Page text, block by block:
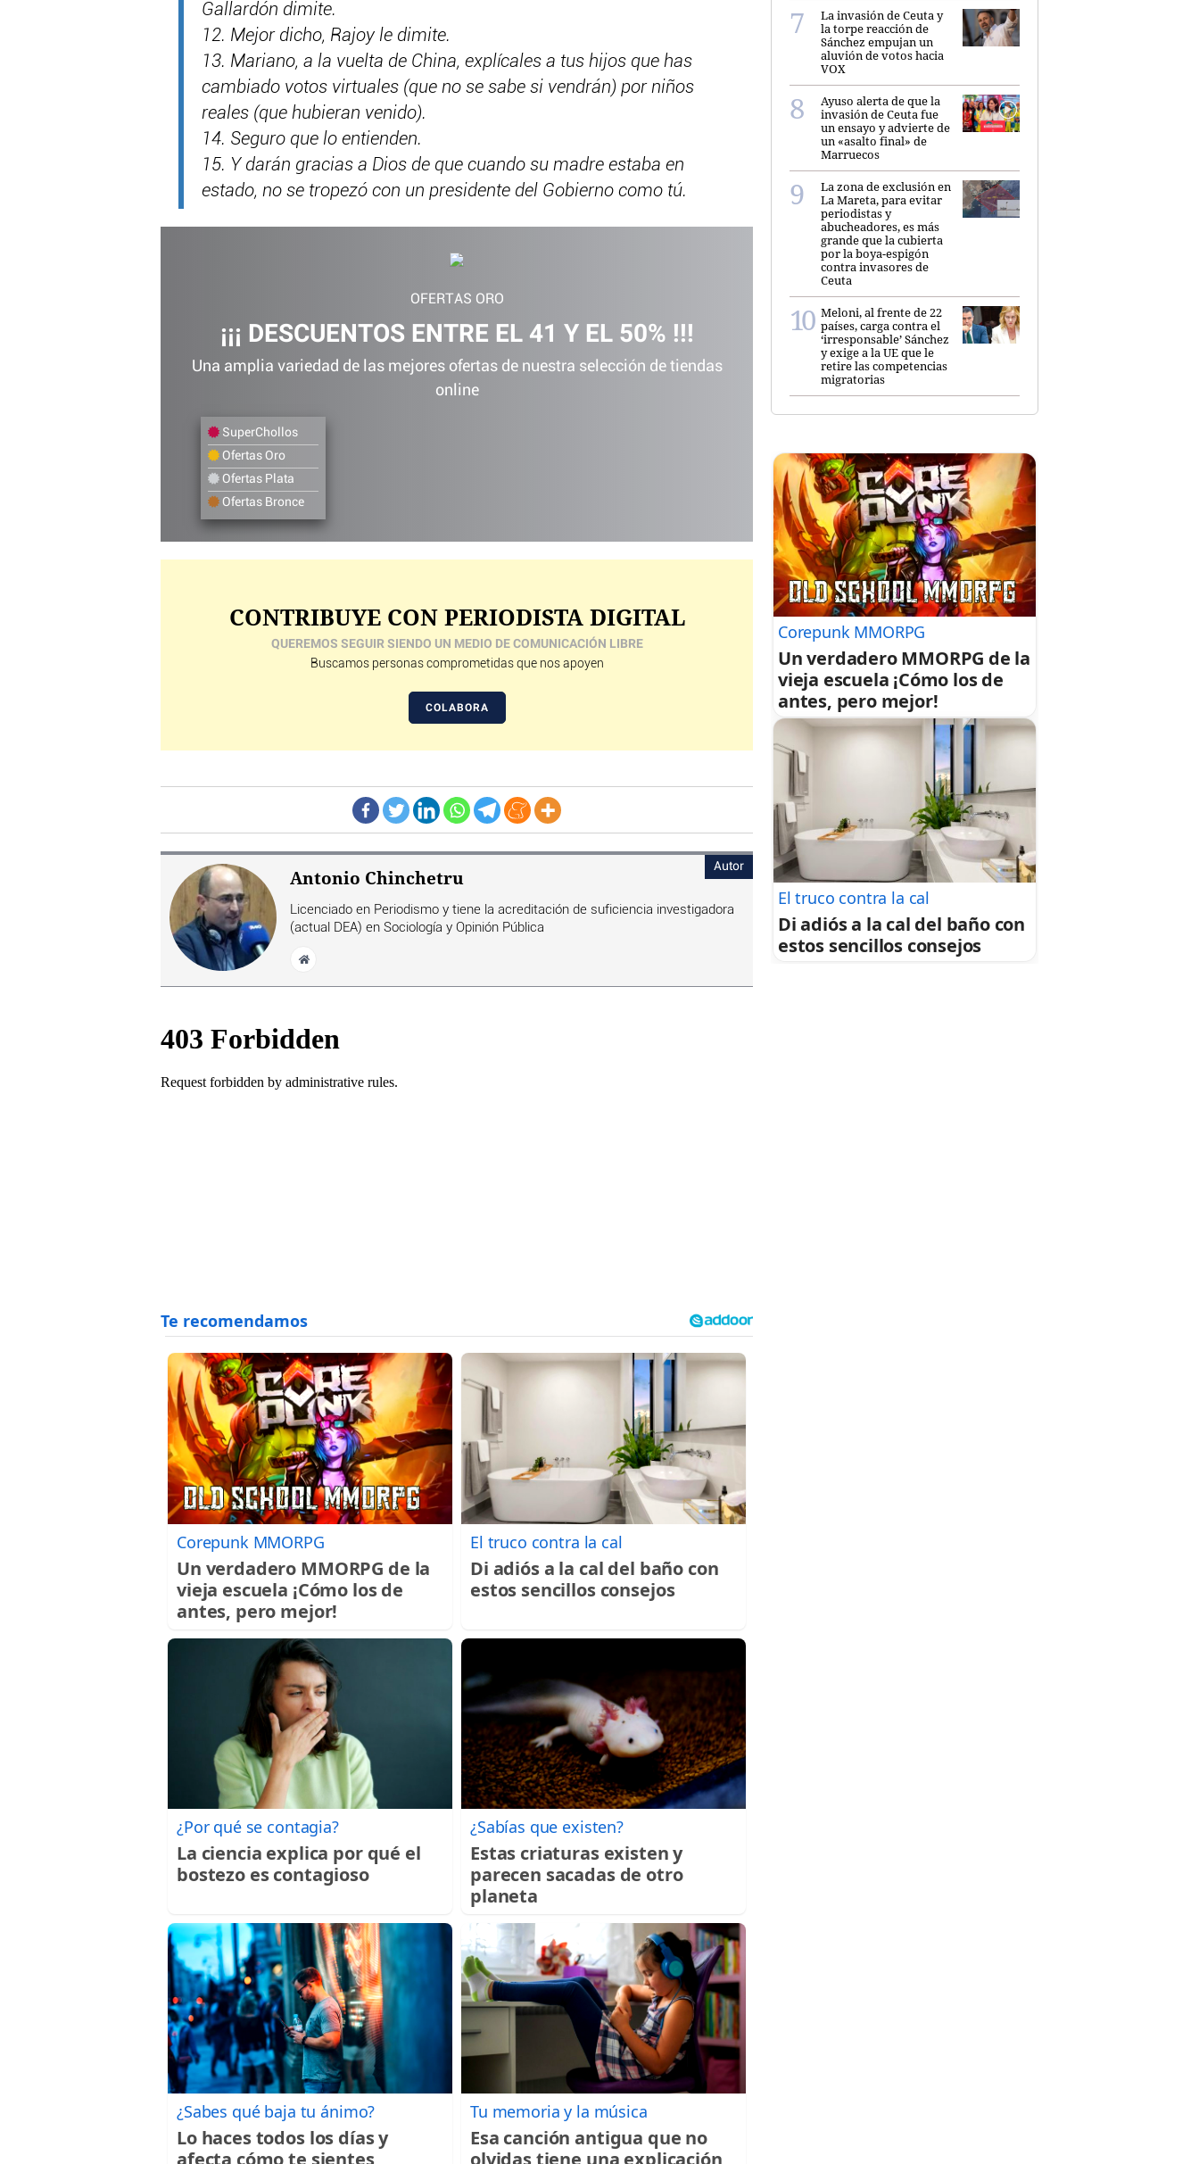
Gallardón dimite.
12. Mejor dicho, Rajoy le dimite.
13. Mariano, a la vuelta de China, explícales a tus hijos que has
cambiado votos virtuales (que no se sabe si vendrán) por niños
reales (que hubieran venido).
14. Seguro que lo entienden.
15. Y darán gracias a Dios de que cuando su madre estaba en
estado, no se tropezó con un presidente del Gobierno como tú.
OFERTAS ORO
¡¡¡ DESCUENTOS ENTRE EL 41 Y EL 50% !!!
Una amplia variedad de las mejores ofertas de nuestra selección de tiendas
online
SuperChollos
Ofertas Oro
Ofertas Plata
Ofertas Bronce
CONTRIBUYE CON PERIODISTA DIGITAL
QUEREMOS SEGUIR SIENDO UN MEDIO DE COMUNICACIÓN LIBRE
Buscamos personas comprometidas que nos apoyen
COLABORA
Autor
Antonio Chinchetru
Licenciado en Periodismo y tiene la acreditación de suficiencia investigadora
(actual DEA) en Sociología y Opinión Pública
Corepunk MMORPG
Un verdadero MMORPG de la
vieja escuela ¡Cómo los de
antes, pero mejor!
El truco contra la cal
Di adiós a la cal del baño con
estos sencillos consejos
¿Por qué se contagia?
La ciencia explica por qué el
bostezo es contagioso
¿Sabías que existen?
Estas criaturas existen y
parecen sacadas de otro
planeta
¿Sabes qué baja tu ánimo?
Lo haces todos los días y
Tu memoria y la música
Esa canción antigua que no
La invasión de Ceuta y
la torpe reacción de
Sánchez empujan un
aluvión de votos hacia
VOX
Ayuso alerta de que la
invasión de Ceuta fue
un ensayo y advierte de
un «asalto final» de
Marruecos
La zona de exclusión en
La Mareta, para evitar
periodistas y
abucheadores, es más
grande que la cubierta
por la boya-espigón
contra invasores de
Ceuta
Meloni, al frente de 22
países, carga contra el
‘irresponsable’ Sánchez
y exige a la UE que le
retire las competencias
migratorias
Corepunk MMORPG
Un verdadero MMORPG de la
vieja escuela ¡Cómo los de
antes, pero mejor!
El truco contra la cal
Di adiós a la cal del baño con
estos sencillos consejos